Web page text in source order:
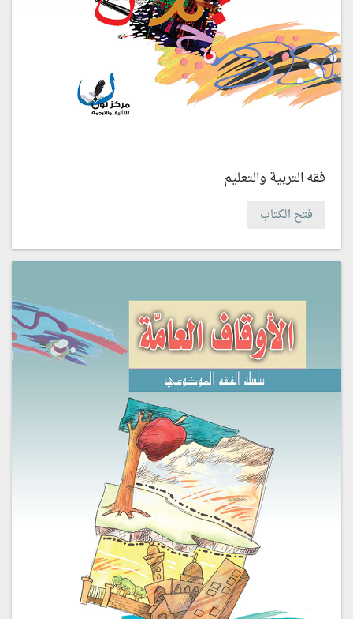
فقه التربية والتعليم
فتح الكتاب